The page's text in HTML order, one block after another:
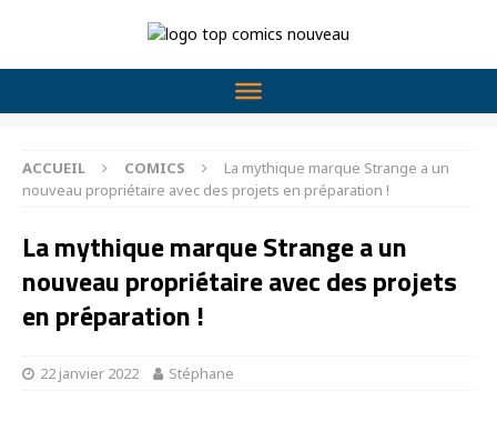
ACCUEIL COMICS
La mythique marque Strange a un
nouveau propriétaire avec des projets en préparation !
La mythique marque Strange a un
nouveau propriétaire avec des projets
en préparation !
22 janvier 2022 Stéphane